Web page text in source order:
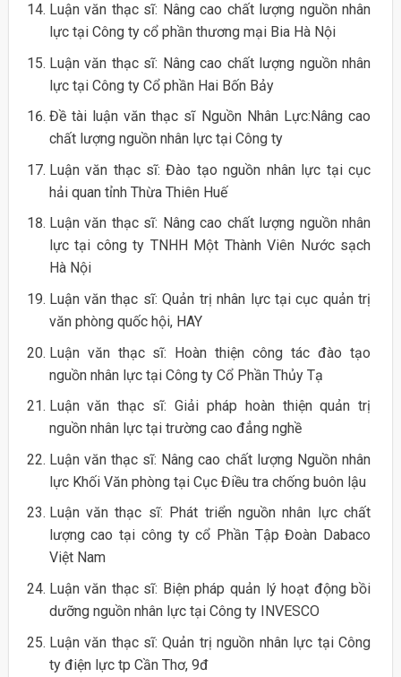
Luận văn thạc sĩ: Nâng cao chất lượng nguồn nhân
lực tại Công ty cổ phần thương mại Bia Hà Nội
Luận văn thạc sĩ: Nâng cao chất lượng nguồn nhân
lực tại Công ty Cổ phần Hai Bốn Bảy
Đề tài luận văn thạc sĩ Nguồn Nhân Lực:Nâng cao
chất lượng nguồn nhân lực tại Công ty
Luận văn thạc sĩ: Đào tạo nguồn nhân lực tại cục
hải quan tỉnh Thừa Thiên Huế
Luận văn thạc sĩ: Nâng cao chất lượng nguồn nhân
lực tại công ty TNHH Một Thành Viên Nước sạch
Hà Nội
Luận văn thạc sĩ: Quản trị nhân lực tại cục quản trị
văn phòng quốc hội, HAY
Luận văn thạc sĩ: Hoàn thiện công tác đào tạo
nguồn nhân lực tại Công ty Cổ Phần Thủy Tạ
Luận văn thạc sĩ: Giải pháp hoàn thiện quản trị
nguồn nhân lực tại trường cao đẳng nghề
Luận văn thạc sĩ: Nâng cao chất lượng Nguồn nhân
lực Khối Văn phòng tại Cục Điều tra chống buôn lậu
Luận văn thạc sĩ: Phát triển nguồn nhân lực chất
lượng cao tại công ty cổ Phần Tập Đoàn Dabaco
Việt Nam
Luận văn thạc sĩ: Biện pháp quản lý hoạt động bồi
dưỡng nguồn nhân lực tại Công ty INVESCO
Luận văn thạc sĩ: Quản trị nguồn nhân lực tại Công
ty điện lực tp Cần Thơ, 9đ